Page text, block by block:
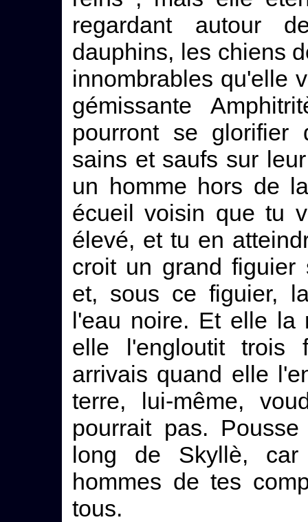
regardant autour
dauphins, les chiens
innombrables qu'elle
gémissante
pourront se glorifier
sains et saufs sur
un homme hors de
écueil voisin que tu
élevé, et tu en
croit un grand figuier
et, sous ce figuier,
l'eau noire. Et elle la
elle l'engloutit trois
arrivais quand elle
terre, lui-même,
pourrait pas.
long de Skyllè,
hommes de tes
tous.